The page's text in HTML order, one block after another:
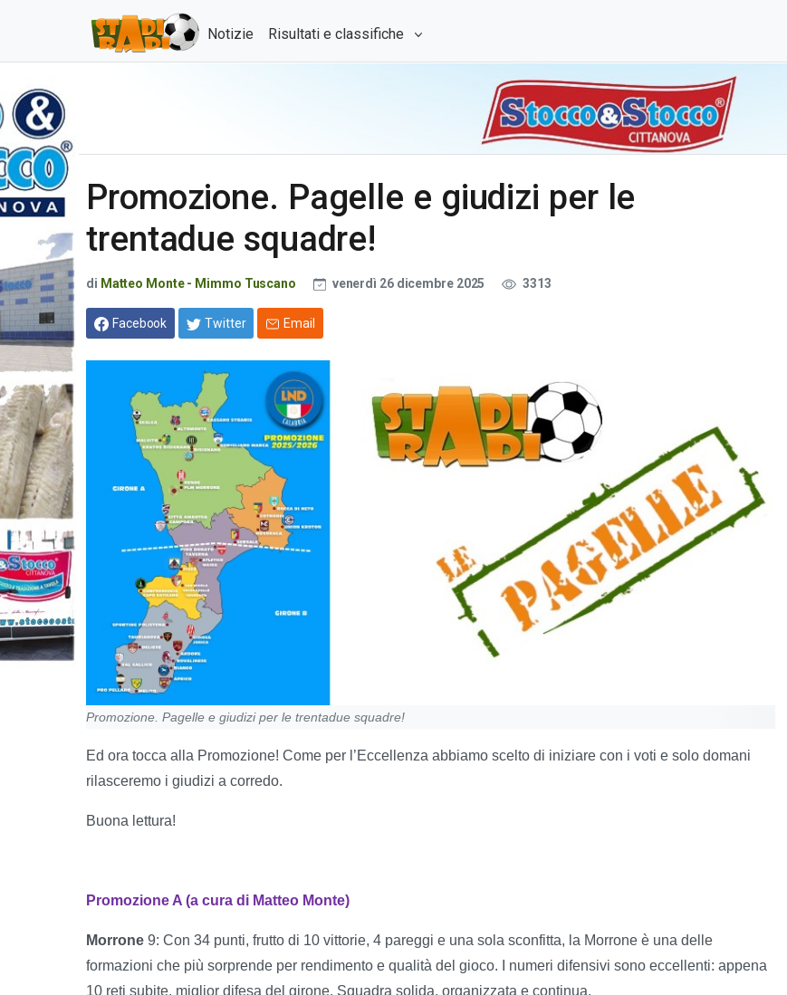
Notizie Risultati e classifiche
Promozione. Pagelle e giudizi per le
trentadue squadre!
di Matteo Monte - Mimmo Tuscano venerdì 26 dicembre 2025 3313
Facebook Twitter Email
Promozione. Pagelle e giudizi per le trentadue squadre!
Ed ora tocca alla Promozione! Come per l’Eccellenza abbiamo scelto di iniziare con i voti e solo domani
rilasceremo i giudizi a corredo.
Buona lettura!
Promozione A (a cura di Matteo Monte)
Morrone 9: Con 34 punti, frutto di 10 vittorie, 4 pareggi e una sola sconfitta, la Morrone è una delle
formazioni che più sorprende per rendimento e qualità del gioco. I numeri difensivi sono eccellenti: appena
10 reti subite, miglior difesa del girone. Squadra solida, organizzata e continua.